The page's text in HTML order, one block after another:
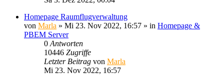
Homepage Raumflugverwaltung
von Marla » Mi 23. Nov 2022, 16:57 » in Homepage &
PBEM Server
0 Antworten
10446 Zugriffe
Letzter Beitrag von Marla
Mi 23. Nov 2022, 16:57